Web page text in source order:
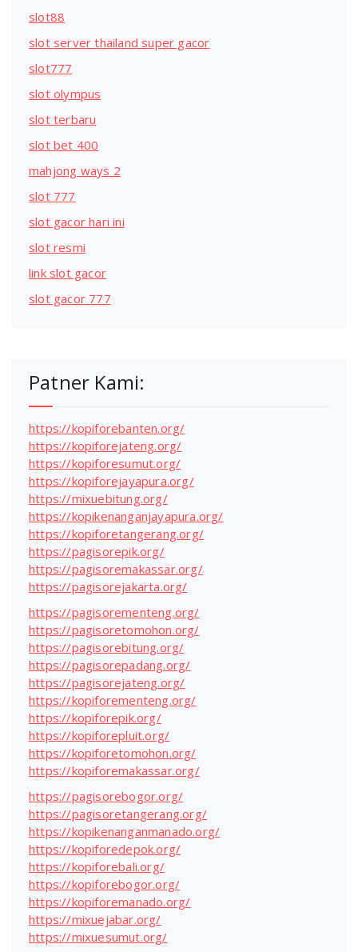
slot88
slot server thailand super gacor
slot777
slot olympus
slot terbaru
slot bet 400
mahjong ways 2
slot 777
slot gacor hari ini
slot resmi
link slot gacor
slot gacor 777
Patner Kami:
https://kopiforebanten.org/
https://kopiforejateng.org/
https://kopiforesumut.org/
https://kopiforejayapura.org/
https://mixuebitung.org/
https://kopikenanganjayapura.org/
https://kopiforetangerang.org/
https://pagisorepik.org/
https://pagisoremakassar.org/
https://pagisorejakarta.org/
https://pagisorementeng.org/
https://pagisoretomohon.org/
https://pagisorebitung.org/
https://pagisorepadang.org/
https://pagisorejateng.org/
https://kopiforementeng.org/
https://kopiforepik.org/
https://kopiforepluit.org/
https://kopiforetomohon.org/
https://kopiforemakassar.org/
https://pagisorebogor.org/
https://pagisoretangerang.org/
https://kopikenanganmanado.org/
https://kopiforedepok.org/
https://kopiforebali.org/
https://kopiforebogor.org/
https://kopiforemanado.org/
https://mixuejabar.org/
https://mixuesumut.org/